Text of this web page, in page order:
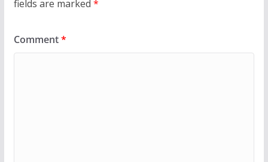
fields are marked *
Comment*